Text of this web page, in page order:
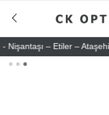
– Etiler – Ataşehir